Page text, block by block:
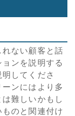
ない顧客と話
ンを説明する
してくださ
ンにはより多
難しいかもし
のと関連付け